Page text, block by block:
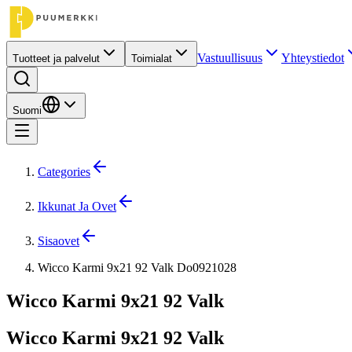
Tuotteet ja palvelut Toimialat Vastuullisuus Yhteystiedot
Suomi
Categories
Ikkunat Ja Ovet
Sisaovet
Wicco Karmi 9x21 92 Valk Do0921028
Wicco Karmi 9x21 92 Valk
Wicco Karmi 9x21 92 Valk